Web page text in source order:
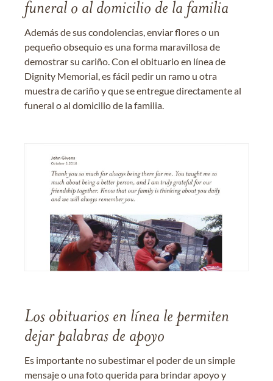
funeral o al domicilio de la familia
Además de sus condolencias, enviar flores o un
pequeño obsequio es una forma maravillosa de
demostrar su cariño. Con el obituario en línea de
Dignity Memorial, es fácil pedir un ramo u otra
muestra de cariño y que se entregue directamente al
funeral o al domicilio de la familia.
Los obituarios en línea le permiten
dejar palabras de apoyo
Es importante no subestimar el poder de un simple
mensaje o una foto querida para brindar apoyo y